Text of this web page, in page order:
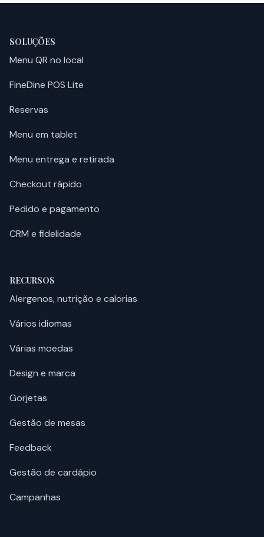
SOLUÇÕES
Menu QR no local
FineDine POS Lite
Reservas
Menu em tablet
Menu entrega e retirada
Checkout rápido
Pedido e pagamento
CRM e fidelidade
RECURSOS
Alergenos, nutrição e calorias
Vários idiomas
Várias moedas
Design e marca
Gorjetas
Gestão de mesas
Feedback
Gestão de cardápio
Campanhas